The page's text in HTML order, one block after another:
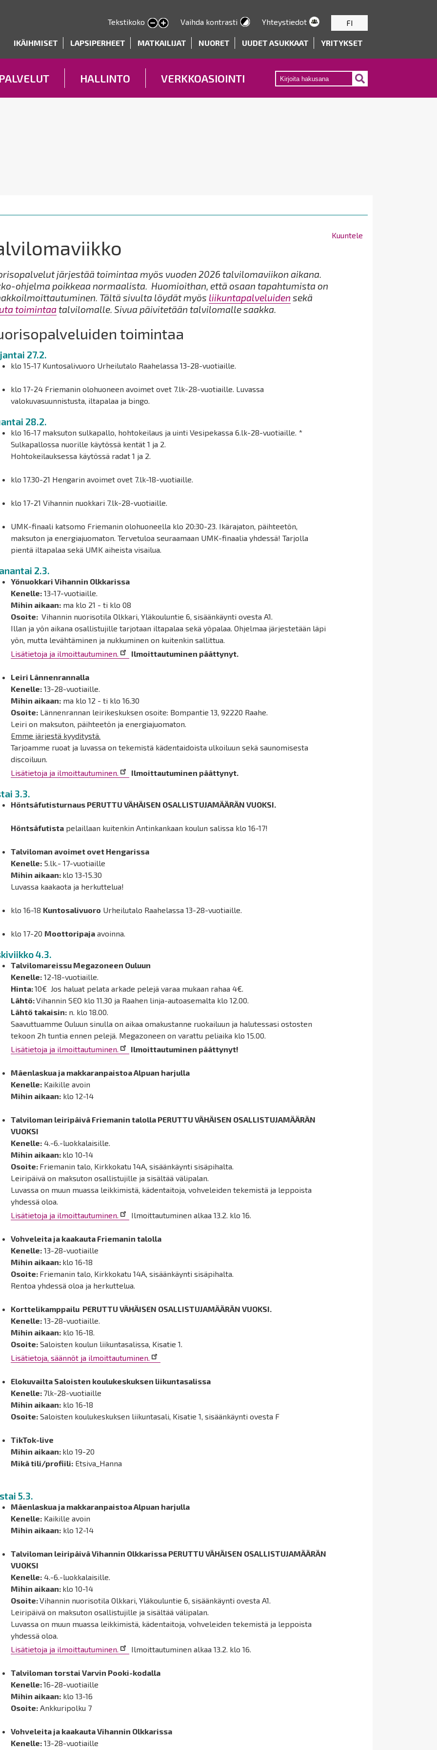
pääsisältöön
Tekstikoko
Pienennä tekstin kokoa
Suurenna tekstin kokoa Vaihda kontrasti Yhteystiedot FI
IKÄIHMISET LAPSIPERHEET MATKAILIJAT NUORET UUDET ASUKKAAT YRITYKSET
HALLINTO VERKKOASIOINTI
Kuuntele
järjestää toimintaa myös vuoden 2026 talvilomaviikon aikana.
ohjelma poikkeaa normaalista. Huomioithan, että osaan tapahtumista on
Tältä sivulta löydät myös liikuntapalveluiden sekä
toimintaa talvilomalle. Sivua päivitetään talvilomalle saakka.
toimintaa
27.2.
klo 15-17 Kuntosalivuoro Urheilutalo Raahelassa 13-28-vuotiaille.
klo 17-24 Friemanin olohuoneen avoimet ovet 7.lk-28-vuotiaille. Luvassa
valokuvasuunnistusta, iltapalaa ja bingo.
28.2.
klo 16-17 maksuton sulkapallo, hohtokeilaus ja uinti Vesipekassa 6.lk-28-vuotiaille. *
Sulkapallossa nuorille käytössä kentät 1 ja 2.
Hohtokeilauksessa käytössä radat 1 ja 2.
klo 17.30-21 Hengarin avoimet ovet 7.lk-18-vuotiaille.
klo 17-21 Vihannin nuokkari 7.lk-28-vuotiaille.
UMK-finaali katsomo Friemanin olohuoneella klo 20:30-23. Ikärajaton, päihteetön,
maksuton ja energiajuomaton. Tervetuloa seuraamaan UMK-finaalia yhdessä! Tarjolla
pientä iltapalaa sekä UMK aiheista visailua.
2.3.
Yönuokkari Vihannin Olkkarissa
Kenelle: 13-17-vuotiaille.
Mihin aikaan: ma klo 21 - ti klo 08
Osoite: Vihannin nuorisotila Olkkari, Yläkouluntie 6, sisäänkäynti ovesta A1.
Illan ja yön aikana osallistujille tarjotaan iltapalaa sekä yöpalaa. Ohjelmaa järjestetään läpi
yön, mutta levähtäminen ja nukkuminen on kuitenkin sallittua.
Lisätietoja ja ilmoittautuminen.
Ilmoittautuminen päättynyt.
Leiri Lännenrannalla
Kenelle: 13-28-vuotiaille.
Mihin aikaan: ma klo 12 - ti klo 16.30
Osoite: Lännenrannan leirikeskuksen osoite: Bompantie 13, 92220 Raahe.
Leiri on maksuton, päihteetön ja energiajuomaton.
Emme järjestä kyyditystä.
Tarjoamme ruoat ja luvassa on tekemistä kädentaidoista ulkoiluun sekä saunomisesta
discoiluun.
Lisätietoja ja ilmoittautuminen.
Ilmoittautuminen päättynyt.
3.3.
Höntsäfutisturnaus PERUTTU VÄHÄISEN OSALLISTUJAMÄÄRÄN VUOKSI.
Höntsäfutista pelaillaan kuitenkin Antinkankaan koulun salissa klo 16-17!
Talviloman avoimet ovet Hengarissa
Kenelle: 5.lk.- 17-vuotiaille
Mihin aikaan: klo 13-15.30
Luvassa kaakaota ja herkuttelua!
klo 16-18 Kuntosalivuoro Urheilutalo Raahelassa 13-28-vuotiaille.
klo 17-20 Moottoripaja avoinna.
4.3.
Talvilomareissu Megazoneen Ouluun
Kenelle: 12-18-vuotiaille.
Hinta:10€ Jos haluat pelataarkade pelejä varaa mukaan rahaa 4€.
Lähtö:Vihannin SEO klo 11.30 ja Raahen linja-autoasemalta klo 12.00.
Lähtö takaisin: n. klo 18.00.
Saavuttuamme Ouluun sinulla on aikaa omakustanne ruokailuun ja halutessasi ostosten
tekoon 2h tuntia ennen pelejä. Megazoneen on varattu peliaika klo 15.00.
Lisätietoja ja ilmoittautuminen.
Ilmoittautuminen päättynyt!
Mäenlaskua ja makkaranpaistoa Alpuan harjulla
Kenelle: Kaikille avoin
Mihin aikaan: klo 12-14
Talviloman leiripäivä Friemanin talolla PERUTTU VÄHÄISEN OSALLISTUJAMÄÄRÄN
VUOKSI
Kenelle: 4.-6.-luokkalaisille.
Mihin aikaan: klo 10-14
Osoite: Friemanin talo, Kirkkokatu 14A, sisäänkäynti sisäpihalta.
Leiripäivä on maksuton osallistujille ja sisältää välipalan.
Luvassa on muun muassa leikkimistä, kädentaitoja, vohveleiden tekemistä ja leppoista
yhdessä oloa.
Lisätietoja ja ilmoittautuminen.
Ilmoittautuminen alkaa 13.2. klo 16.
Vohveleita ja kaakauta Friemanin talolla
Kenelle: 13-28-vuotiaille
Mihin aikaan: klo 16-18
Osoite: Friemanin talo, Kirkkokatu 14A, sisäänkäynti sisäpihalta.
Rentoa yhdessä oloa ja herkuttelua.
Korttelikamppailu PERUTTU VÄHÄISEN OSALLISTUJAMÄÄRÄN VUOKSI.
Kenelle: 13-28-vuotiaille.
Mihin aikaan: klo 16-18.
Osoite: Saloisten koulun liikuntasalissa, Kisatie 1.
Lisätietoja, säännöt ja ilmoittautuminen.
Elokuvailta Saloisten koulukeskuksen liikuntasalissa
Kenelle: 7lk-28-vuotiaille
Mihin aikaan: klo 16-18
Osoite: Saloisten koulukeskuksen liikuntasali, Kisatie 1, sisäänkäynti ovesta F
TikTok-live
Mihin aikaan: klo 19-20
Mikä tili/profiili: Etsiva_Hanna
5.3.
Mäenlaskua ja makkaranpaistoa Alpuan harjulla
Kenelle: Kaikille avoin
Mihin aikaan: klo 12-14
Talviloman leiripäivä Vihannin Olkkarissa PERUTTU VÄHÄISEN OSALLISTUJAMÄÄRÄN
VUOKSI
Kenelle: 4.-6.-luokkalaisille.
Mihin aikaan: klo 10-14
Osoite:Vihannin nuorisotila Olkkari, Yläkouluntie 6, sisäänkäynti ovesta A1.
Leiripäivä on maksuton osallistujille ja sisältää välipalan.
Luvassa on muun muassa leikkimistä, kädentaitoja, vohveleiden tekemistä ja leppoista
yhdessä oloa.
Lisätietoja ja ilmoittautuminen.
Ilmoittautuminen alkaa 13.2. klo 16.
Talviloman torstai Varvin Pooki-kodalla
Kenelle:16-28-vuotiaille
Mihin aikaan: klo 13-16
Osoite: Ankkuripolku 7
Vohveleita ja kaakauta Vihannin Olkkarissa
Kenelle: 13-28-vuotiaille